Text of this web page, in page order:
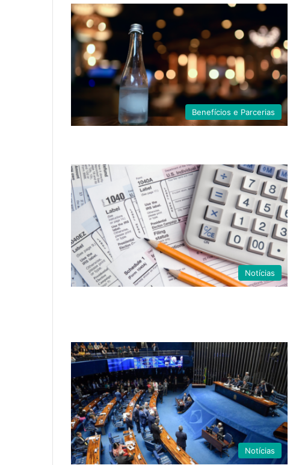
Benefícios e Parcerias
Notícias
Notícias